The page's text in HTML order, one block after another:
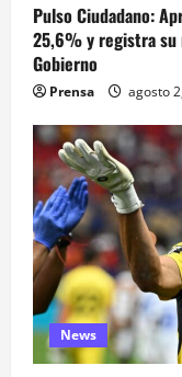
Pulso Ciudadano:
25,6% y registra su
Gobierno
Prensa agosto
News